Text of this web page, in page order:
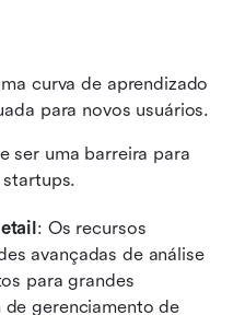
curva de aprendizado
para novos usuários.
ser uma barreira para
: Os recursos
avançadas de análise
para grandes
de gerenciamento de